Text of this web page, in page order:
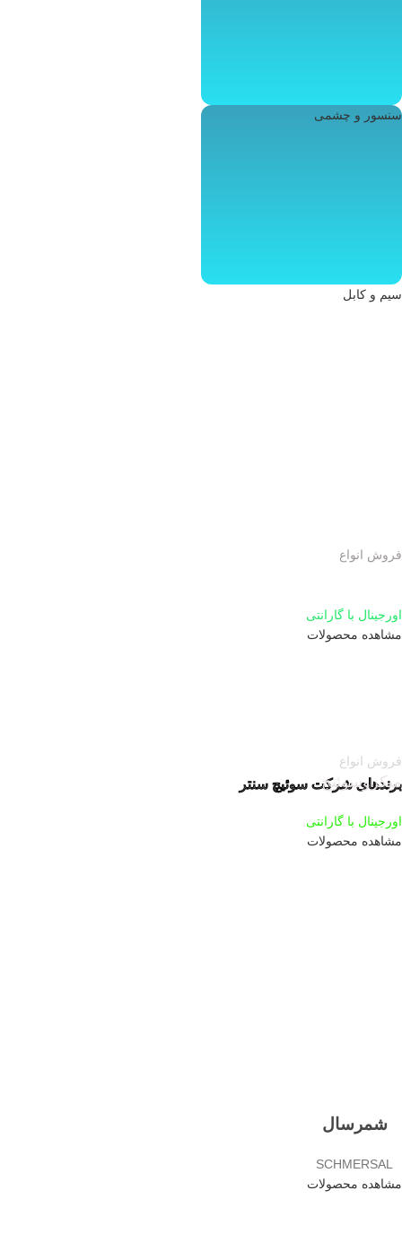
سنسور و چشمی
سیم و کابل
فروش انواع
اورجینال با گارانتی
مشاهده محصولات
فروش انواع
میکروسوئیچ
اورجینال با گارانتی
مشاهده محصولات
برندهای شرکت سوئیچ سنتر
شمرسال
SCHMERSAL
مشاهده محصولات